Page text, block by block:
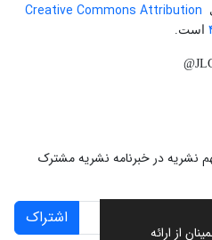
از ارائه
Creative Commons Attribution
است.
نشریه در خبرنامه نشریه مشترک
اشتراک